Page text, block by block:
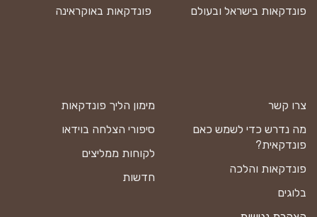
צרו קשר
מה נדרש כדי לשמש כאם
פונדקאית?
פונדקאות והלכה
בלוגים
מימון הליך פונדקאות
סיפורי הצלחה בוידאו
לקוחות ממליצים
חדשות
פונדקאות בישראל ובעולם
פונדקאות באוקראינה